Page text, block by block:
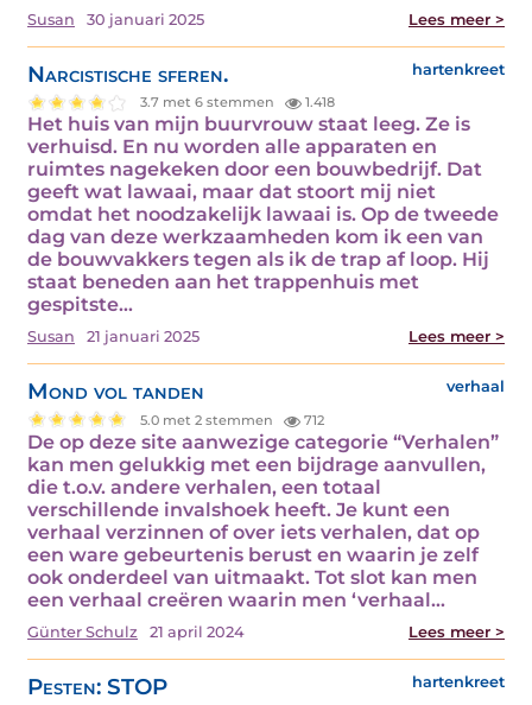
Susan 30 januari 2025 Lees meer >
Narcistische sferen. hartenkreet
3.7 met 6 stemmen 1.418
Het huis van mijn buurvrouw staat leeg. Ze is
verhuisd. En nu worden alle apparaten en
ruimtes nagekeken door een bouwbedrijf. Dat
geeft wat lawaai, maar dat stoort mij niet
omdat het noodzakelijk lawaai is. Op de tweede
dag van deze werkzaamheden kom ik een van
de bouwvakkers tegen als ik de trap af loop. Hij
staat beneden aan het trappenhuis met
gespitste…
Susan 21 januari 2025 Lees meer >
Mond vol tanden verhaal
5.0 met 2 stemmen 712
De op deze site aanwezige categorie “Verhalen”
kan men gelukkig met een bijdrage aanvullen,
die t.o.v. andere verhalen, een totaal
verschillende invalshoek heeft. Je kunt een
verhaal verzinnen of over iets verhalen, dat op
een ware gebeurtenis berust en waarin je zelf
ook onderdeel van uitmaakt. Tot slot kan men
een verhaal creëren waarin men ‘verhaal…
Günter Schulz 21 april 2024 Lees meer >
Pesten: STOP hartenkreet